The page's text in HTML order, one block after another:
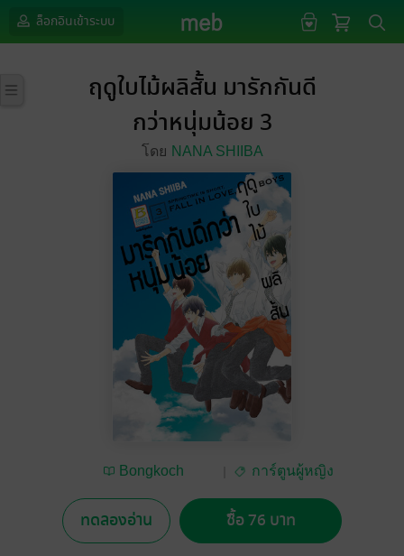
ล็อกอินเข้าระบบ
ฤดูใบไม้ผลิสั้น มารักกันดี
กว่าหนุ่มน้อย 3
โดย NANA SHIIBA
Bongkoch
การ์ตูนผู้หญิง
ทดลองอ่าน ซื้อ 76 บาท